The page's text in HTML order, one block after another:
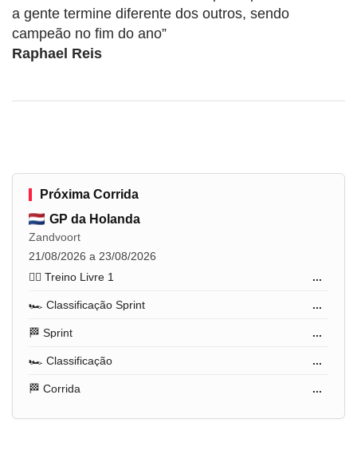
a gente termine diferente dos outros, sendo
campeão no fim do ano”
Raphael Reis
Próxima Corrida
GP da Holanda
Zandvoort
21/08/2026 a 23/08/2026
🏋️‍♂️ Treino Livre 1
...
🏎️ Classificação Sprint ...
🏁 Sprint ...
🏎️ Classificação ...
🏁 Corrida ...